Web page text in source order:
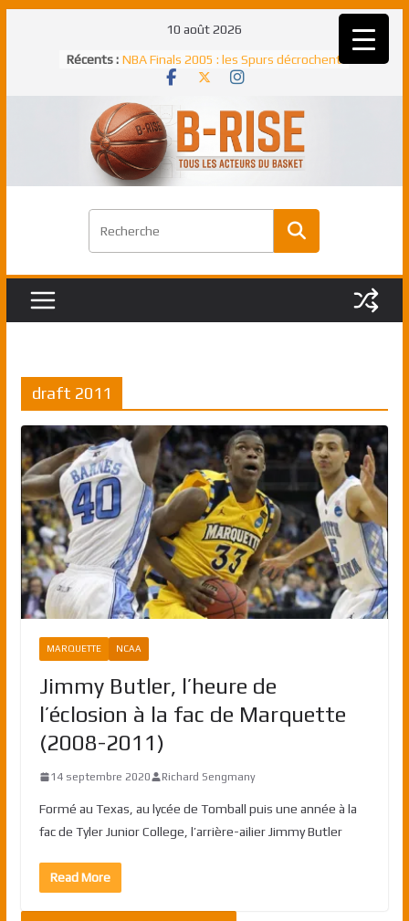
10 août 2026
Récents : NBA Finals 2005 : les Spurs décrochent
un troisième titre NBA, la rude bataille
NBA Finals 2021 : les Bucks et Giannis
Antetokounmpo triomphent, le Greek
Freek élu MVP
Shai Gilgeous-Alexander : son premier
match à plus de 40 points en NBA, le
Pau Gasol dans l’histoire en 2002 :
premier européen sacré Rookie de
Rudy Gobert, deuxième Français élu
draft 2011
MARQUETTE NCAA
Jimmy Butler, l’heure de
l’éclosion à la fac de Marquette
(2008-2011)
14 septembre 2020 Richard Sengmany
Formé au Texas, au lycée de Tomball puis une année à la
fac de Tyler Junior College, l’arrière-ailier Jimmy Butler
Read More